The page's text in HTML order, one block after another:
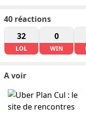
40 réactions
32
LOL
0
WIN
A voir